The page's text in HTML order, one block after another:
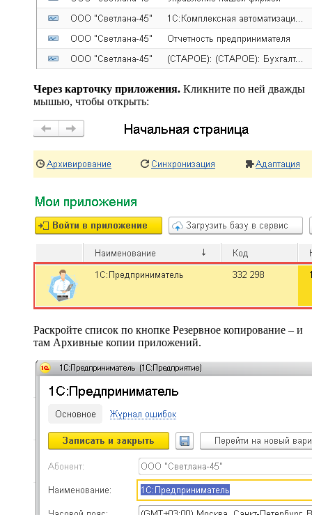
Через карточку приложения. Кликните по ней дважды
мышью, чтобы открыть:
Раскройте список по кнопке Резервное копирование – и
там Архивные копии приложений.